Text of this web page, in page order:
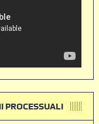
PROCESSUALI